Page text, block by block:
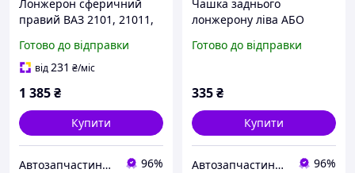
Лонжерон сферичний
правий ВАЗ 2101, 21011,
2105, 2106, 2107 (пр-во
Україна)
Готово до відправки
від231 ₴/міс
1 385₴
Купити
Автозапчастини adamcompani 96%
Чашка заднього
лонжерону ліва АБО
21214, 2131 (пр. україна)
Готово до відправки
335₴
Купити
Автозапчастини adamcompani 96%